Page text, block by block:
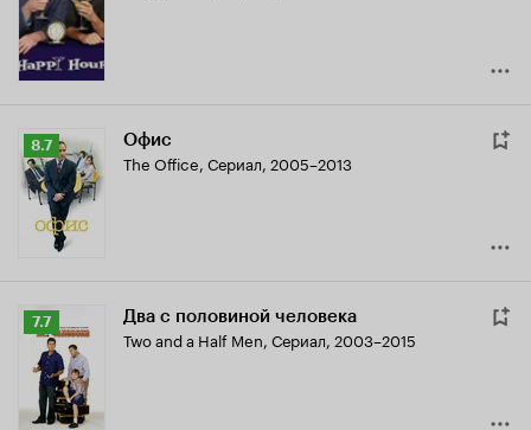
Рейтинг
Кинопоиска
8.7
8.7 Офис
The Office, Сериал, 2005–2013
Рейтинг
Кинопоиска
7.7
7.7 Два с половиной человека
Two and a Half Men, Сериал, 2003–2015